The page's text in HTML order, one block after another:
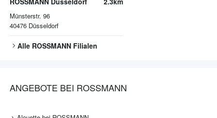
Münsterstr. 96
40476 Düsseldorf
Alle ROSSMANN Filialen
ANGEBOTE BEI ROSSMANN